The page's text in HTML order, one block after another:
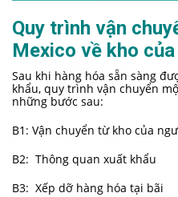
Quy trình vận
Mexico về kho
Sau khi hàng hóa sẵn sàng
khẩu, quy trình vận chuyển
những bước sau:
B1: Vận chuyển từ kho của
B2: Thông quan xuất khẩu
B3: Xếp dỡ hàng hóa tại bãi